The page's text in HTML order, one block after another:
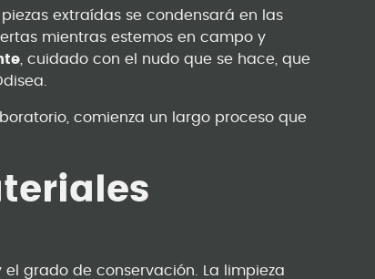
extraídas se condensará en las
mientras estemos en campo y
, cuidado con el nudo que se hace, que
comienza un largo proceso que
grado de conservación. La limpieza